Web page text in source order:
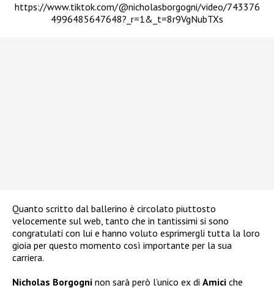
https://www.tiktok.com/@nicholasborgogni/video/743376
4996485647648?_r=1&_t=8r9VgNubTXs
Quanto scritto dal ballerino è circolato piuttosto
velocemente sul web, tanto che in tantissimi si sono
congratulati con lui e hanno voluto esprimergli tutta la loro
gioia per questo momento così importante per la sua
carriera.
Nicholas Borgogni non sarà però l’unico ex di Amici che